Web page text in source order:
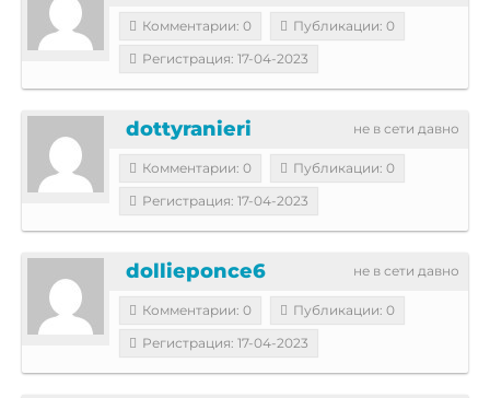
Комментарии: 0
Публикации: 0
Регистрация: 17-04-2023
не в сети давно
dottyranieri
Комментарии: 0
Публикации: 0
Регистрация: 17-04-2023
не в сети давно
dollieponce6
Комментарии: 0
Публикации: 0
Регистрация: 17-04-2023